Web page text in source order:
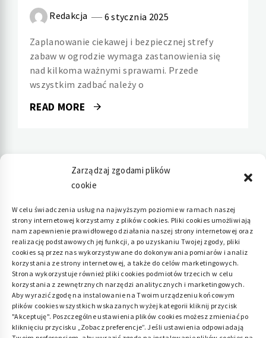
Zarządzaj zgodami plików
cookie
W celu świadczenia usług na najwyższym poziomie w ramach naszej
strony internetowej korzystamy z plików cookies. Pliki cookies umożliwiają
nam zapewnienie prawidłowego działania naszej strony internetowej oraz
realizację podstawowych jej funkcji, a po uzyskaniu Twojej zgody, pliki
cookies są przez nas wykorzystywane do dokonywania pomiarów i analiz
korzystania ze strony internetowej, a także do celów marketingowych.
Strona wykorzystuje również pliki cookies podmiotów trzecich w celu
korzystania z zewnętrznych narzędzi analitycznych i marketingowych.
Aby wyrazić zgodę na instalowanie na Twoim urządzeniu końcowym
plików cookies wszystkich wskazanych wyżej kategorii kliknij przycisk
"Akceptuję". Poszczególne ustawienia plików cookies możesz zmieniać po
kliknięciu przycisku „Zobacz preferencje”. Jeśli ustawienia odpowiadają
Redakcja 6 stycznia 2025
Zaplanowanie ciekawej i bezpiecznej strefy
zabaw w ogrodzie wymaga zastanowienia się
nad kilkoma ważnymi sprawami. Przede
wszystkim zadbać należy o
READ MORE
Polityka plików cookies (EU)|Polityka
prywatności